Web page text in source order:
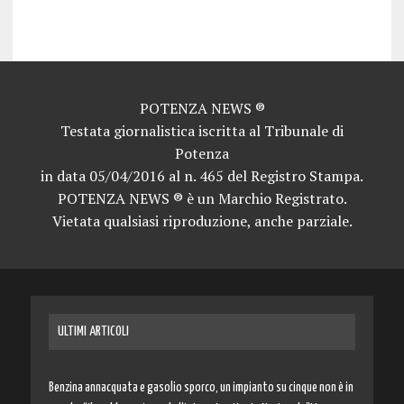
POTENZA NEWS ®
Testata giornalistica iscritta al Tribunale di
Potenza
in data 05/04/2016 al n. 465 del Registro Stampa.
POTENZA NEWS ® è un Marchio Registrato.
Vietata qualsiasi riproduzione, anche parziale.
ULTIMI ARTICOLI
Benzina annacquata e gasolio sporco, un impianto su cinque non è in